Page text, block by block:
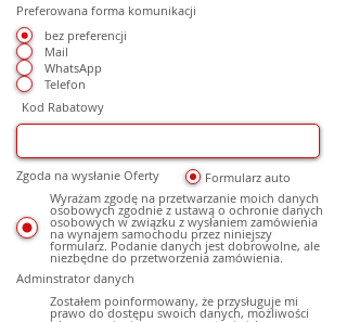
Preferowana forma komunikacji
bez preferencji
Mail
WhatsApp
Telefon
Kod Rabatowy
Formularz auto
Zgoda na wysłanie Oferty
Wyrażam zgodę na przetwarzanie moich danych
osobowych zgodnie z ustawą o ochronie danych
osobowych w związku z wysłaniem zamówienia
na wynajem samochodu przez niniejszy
formularz. Podanie danych jest dobrowolne, ale
niezbędne do przetworzenia zamówienia.
Adminstrator danych
Zostałem poinformowany, że przysługuje mi
prawo do dostępu swoich danych, możliwości